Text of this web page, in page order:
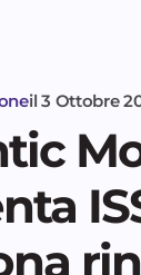
il 3 Ottobre